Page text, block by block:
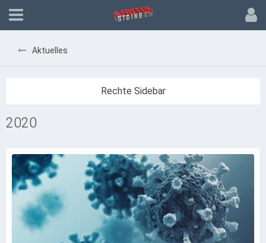
Aktuelles
2020